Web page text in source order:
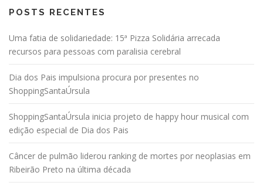
POSTS RECENTES
Uma fatia de solidariedade: 15ª Pizza Solidária arrecada
recursos para pessoas com paralisia cerebral
Dia dos Pais impulsiona procura por presentes no
ShoppingSantaÚrsula
ShoppingSantaÚrsula inicia projeto de happy hour musical com
edição especial de Dia dos Pais
Câncer de pulmão liderou ranking de mortes por neoplasias em
Ribeirão Preto na última década